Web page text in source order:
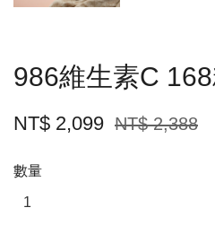
986維生素C
NT$ 2,099 NT$ 2,388
數量